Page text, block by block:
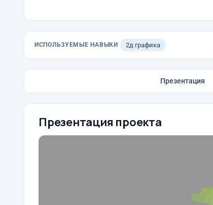
ИСПОЛЬЗУЕМЫЕ НАВЫКИ 2д графика
Презентация
Презентация проекта